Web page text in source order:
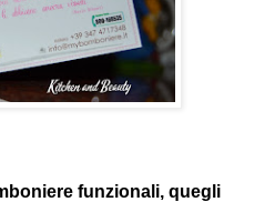
funzionali, quegli